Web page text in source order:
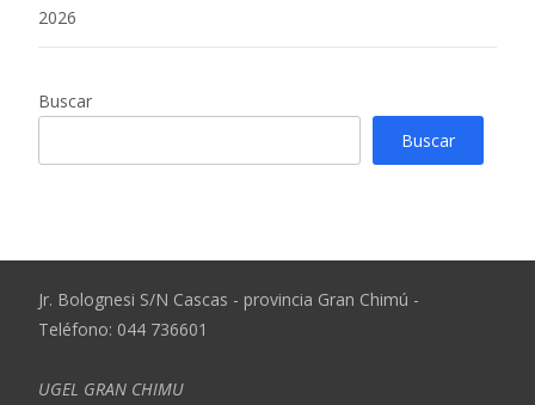
2026
Buscar
Buscar
Jr. Bolognesi S/N Cascas - provincia Gran Chimú -
Teléfono: 044 736601
UGEL GRAN CHIMU